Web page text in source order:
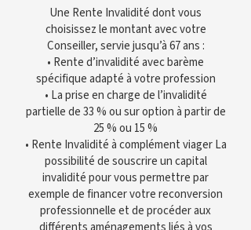
Une Rente Invalidité dont vous
choisissez le montant avec votre
Conseiller, servie jusqu’à 67 ans :
• Rente d’invalidité avec barème
spécifique adapté à votre profession
• La prise en charge de l’invalidité
partielle de 33 % ou sur option à partir de
25 % ou 15 %
• Rente Invalidité à complément viager La
possibilité de souscrire un capital
invalidité pour vous permettre par
exemple de financer votre reconversion
professionnelle et de procéder aux